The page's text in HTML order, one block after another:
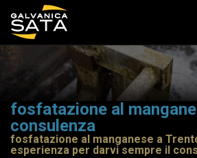
fosfatazione al
consulenza
fosfatazione al manganese a
esperienza per darvi sempre il